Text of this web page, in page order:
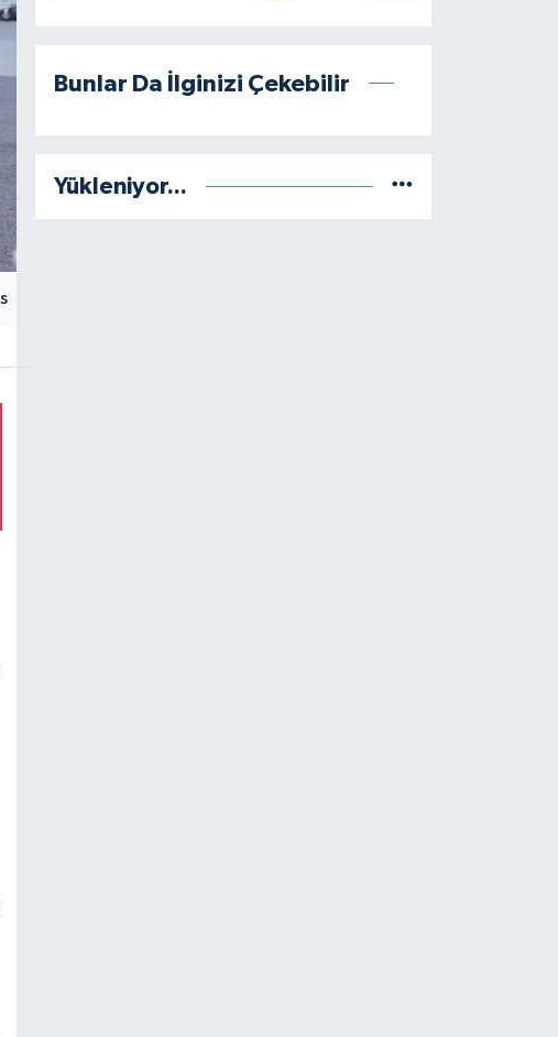
Bunlar Da İlginizi Çekebilir
Yükleniyor...